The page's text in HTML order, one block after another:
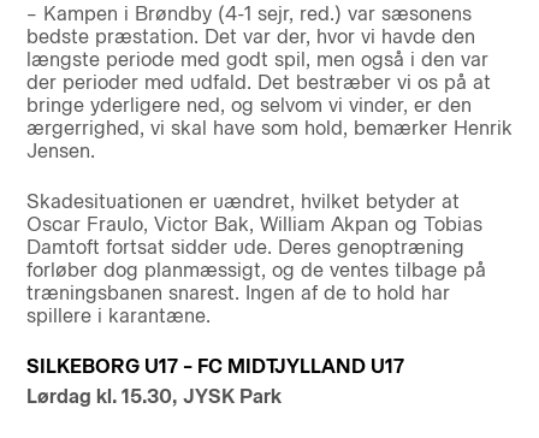
– Kampen i Brøndby (4-1 sejr, red.) var sæsonens
bedste præstation. Det var der, hvor vi havde den
længste periode med godt spil, men også i den var
der perioder med udfald. Det bestræber vi os på at
bringe yderligere ned, og selvom vi vinder, er den
ærgerrighed, vi skal have som hold, bemærker Henrik
Jensen.
Skadesituationen er uændret, hvilket betyder at
Oscar Fraulo, Victor Bak, William Akpan og Tobias
Damtoft fortsat sidder ude. Deres genoptræning
forløber dog planmæssigt, og de ventes tilbage på
træningsbanen snarest. Ingen af de to hold har
spillere i karantæne.
SILKEBORG U17 – FC MIDTJYLLAND U17
Lørdag kl. 15.30, JYSK Park